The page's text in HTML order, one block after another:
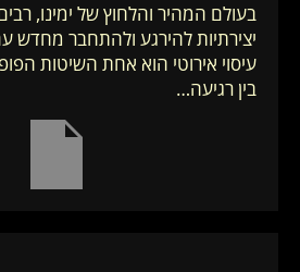
בעולם המהיר והלחוץ של ימינו,
יצירתיות להירגע ולהתחבר מחדש
עיסוי אירוטי הוא אחת השיטות
בין רגיעה…